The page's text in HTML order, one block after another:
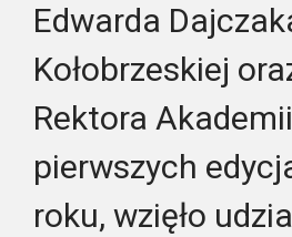
Edwarda
Kołobrzeskiej
Rektora
pierwszych
roku, wzięło